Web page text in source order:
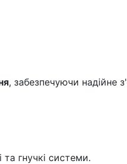
, забезпечуючи надійне
гнучкі системи.